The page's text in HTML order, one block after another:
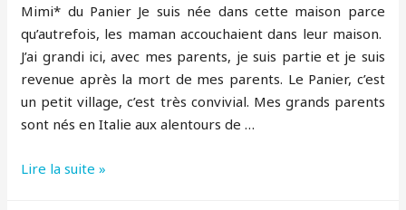
Mimi* du Panier Je suis née dans cette maison parce
qu’autrefois, les maman accouchaient dans leur maison.
J’ai grandi ici, avec mes parents, je suis partie et je suis
revenue après la mort de mes parents. Le Panier, c’est
un petit village, c’est très convivial. Mes grands parents
sont nés en Italie aux alentours de …
Mimi
Lire la suite »